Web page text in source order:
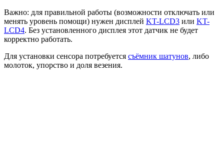
Важно: для правильной работы (возможности отключать или
менять уровень помощи) нужен дисплей KT-LCD3 или KT-
LCD4. Без установленного дисплея этот датчик не будет
корректно работать.
Для установки сенсора потребуется съёмник шатунов, либо
молоток, упорство и доля везения.